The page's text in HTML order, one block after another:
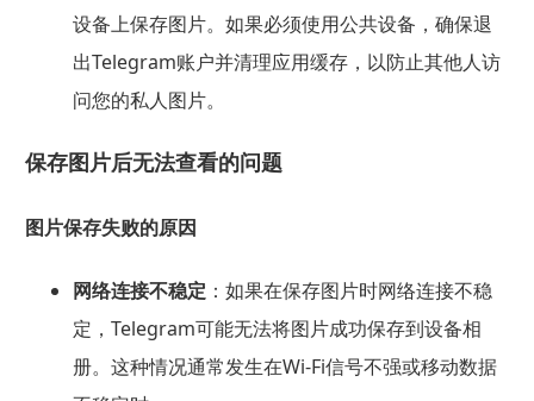
设备上保存图片。如果必须使用公共设备，确保退
出Telegram账户并清理应用缓存，以防止其他人访
问您的私人图片。
保存图片后无法查看的问题
图片保存失败的原因
网络连接不稳定 ：如果在保存图片时网络连接不稳
定，Telegram可能无法将图片成功保存到设备相
册。这种情况通常发生在Wi-Fi信号不强或移动数据